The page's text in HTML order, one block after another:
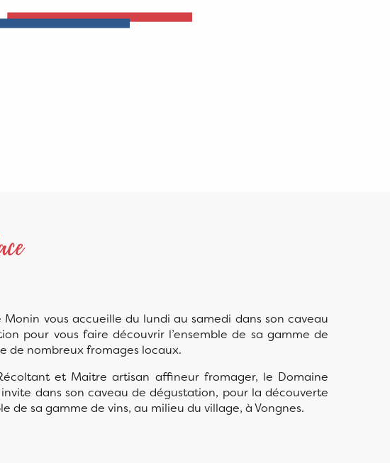
Monin vous accueille du lundi au samedi dans son caveau
pour vous faire découvrir l’ensemble de sa gamme de
de nombreux fromages locaux.
et Maitre artisan affineur fromager, le Domaine
dans son caveau de dégustation, pour la découverte
de sa gamme de vins, au milieu du village, à Vongnes.